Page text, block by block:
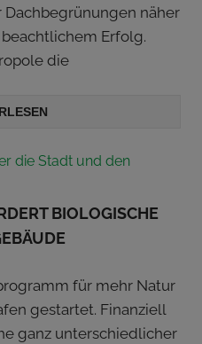
näher
Erfolg.
die
BIOLOGISCHE
für mehr Natur
gestartet. Finanziell
ganz unterschiedlicher